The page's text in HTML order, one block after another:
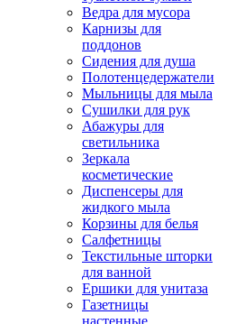
Ведра для мусора
Карнизы для
поддонов
Сидения для душа
Полотенцедержатели
Мыльницы для мыла
Сушилки для рук
Абажуры для
светильника
Зеркала
косметические
Диспенсеры для
жидкого мыла
Корзины для белья
Салфетницы
Текстильные шторки
для ванной
Ершики для унитаза
Газетницы
настенные